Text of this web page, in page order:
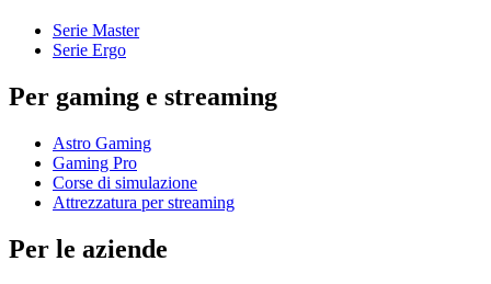
Serie Master
Serie Ergo
Per gaming e streaming
Astro Gaming
Gaming Pro
Corse di simulazione
Attrezzatura per streaming
Per le aziende